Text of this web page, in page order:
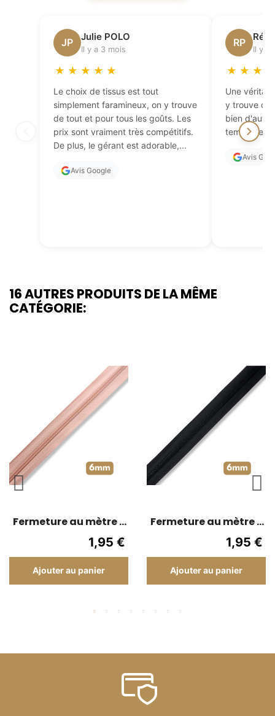
JP Julie POLO
Il y a 3 mois
★ ★ ★ ★ ★
Le choix de tissus est tout
simplement faramineux, on y trouve
de tout et pour tous les goûts. Les
prix sont vraiment très compétitifs.
De plus, le gérant est adorable,...
Avis Google
RP
Il y a
★ ★ ★
Une
y trouve de
bien
temps de
Avis
16 AUTRES PRODUITS DE LA MÊME
CATÉGORIE:
Fermeture au mètre -
maille spirale 6mm -
Vieux rose1,95 €
Ajouter au panier
Fermeture au mètre -
maille spirale 6mm -
Vert foncé1,95 €
Ajouter au panier